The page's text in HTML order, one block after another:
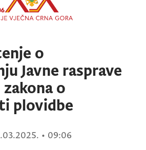
o
Javne rasprave
o
plovidbe
• 09:06